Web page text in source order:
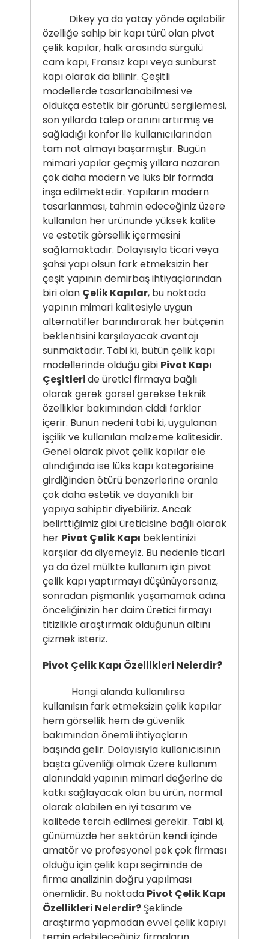
Dikey ya da yatay yönde açılabilir
özelliğe sahip bir kapı türü olan pivot
çelik kapılar, halk arasında sürgülü
cam kapı, Fransız kapı veya sunburst
kapı olarak da bilinir. Çeşitli
modellerde tasarlanabilmesi ve
oldukça estetik bir görüntü sergilemesi,
son yıllarda talep oranını artırmış ve
sağladığı konfor ile kullanıcılarından
tam not almayı başarmıştır. Bugün
mimari yapılar geçmiş yıllara nazaran
çok daha modern ve lüks bir formda
inşa edilmektedir. Yapıların modern
tasarlanması, tahmin edeceğiniz üzere
kullanılan her ürününde yüksek kalite
ve estetik görsellik içermesini
sağlamaktadır. Dolayısıyla ticari veya
şahsi yapı olsun fark etmeksizin her
çeşit yapının demirbaş ihtiyaçlarından
biri olan Çelik Kapılar, bu noktada
yapının mimari kalitesiyle uygun
alternatifler barındırarak her bütçenin
beklentisini karşılayacak avantajı
sunmaktadır. Tabi ki, bütün çelik kapı
modellerinde olduğu gibi Pivot Kapı
Çeşitleride üretici firmaya bağlı
olarak gerek görsel gerekse teknik
özellikler bakımından ciddi farklar
içerir. Bunun nedeni tabi ki, uygulanan
işçilik ve kullanılan malzeme kalitesidir.
Genel olarak pivot çelik kapılar ele
alındığında ise lüks kapı kategorisine
girdiğinden ötürü benzerlerine oranla
çok daha estetik ve dayanıklı bir
yapıya sahiptir diyebiliriz. Ancak
belirttiğimiz gibi üreticisine bağlı olarak
her Pivot Çelik Kapı beklentinizi
karşılar da diyemeyiz. Bu nedenle ticari
ya da özel mülkte kullanım için pivot
çelik kapı yaptırmayı düşünüyorsanız,
sonradan pişmanlık yaşamamak adına
önceliğinizin her daim üretici firmayı
titizlikle araştırmak olduğunun altını
çizmek isteriz.
Pivot Çelik Kapı Özellikleri Nelerdir?
Hangi alanda kullanılırsa
kullanılsın fark etmeksizin çelik kapılar
hem görsellik hem de güvenlik
bakımından önemli ihtiyaçların
başında gelir. Dolayısıyla kullanıcısının
başta güvenliği olmak üzere kullanım
alanındaki yapının mimari değerine de
katkı sağlayacak olan bu ürün, normal
olarak olabilen en iyi tasarım ve
kalitede tercih edilmesi gerekir. Tabi ki,
günümüzde her sektörün kendi içinde
amatör ve profesyonel pek çok firması
olduğu için çelik kapı seçiminde de
firma analizinin doğru yapılması
önemlidir. Bu noktada Pivot Çelik Kapı
Özellikleri Nelerdir? Şeklinde
araştırma yapmadan evvel çelik kapıyı